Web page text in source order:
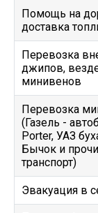
Помощь на
доставка
Перевозка
джипов,
минивенов
Перевозка
(Газель -
Porter, УАЗ
Бычок и
транспорт)
Эвакуация в